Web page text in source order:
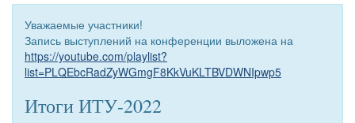
Уважаемые участники!
Запись выступлений на конференции выложена на
https://youtube.com/playlist?
list=PLQEbcRadZyWGmgF8KkVuKLTBVDWNIpwp5
Итоги ИТУ-2022